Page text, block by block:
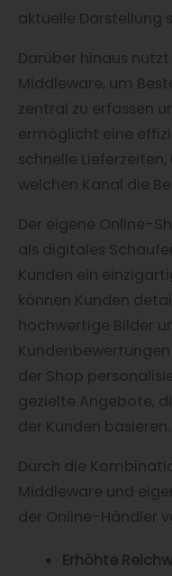
aktuelle Darstellung
Darüber hinaus
Middleware, um
zentral zu erfassen
ermöglicht eine
schnelle
welchen Kanal die
Der eigene Online-
als digitales
Kunden ein
können Kunden
hochwertige Bilder
der Shop
gezielte Angebote,
der Kunden basieren.
Durch die
Middleware und
der Online-Händler
Erhöhte